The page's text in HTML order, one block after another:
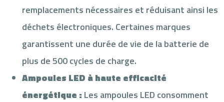
remplacements nécessaires et réduisant ainsi les
déchets électroniques. Certaines marques
garantissent une durée de vie de la batterie de
plus de 500 cycles de charge.
Ampoules LED à haute efficacité
énergétique : Les ampoules LED consomment